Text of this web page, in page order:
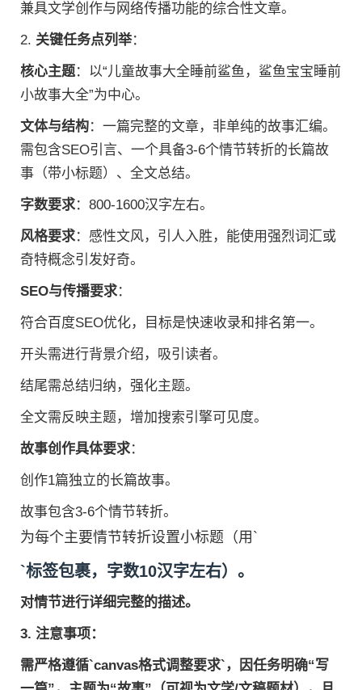
兼具文学创作与网络传播功能的综合性文章。
2. 关键任务点列举：
核心主题：以“儿童故事大全睡前鲨鱼，鲨鱼宝宝睡前
小故事大全”为中心。
文体与结构：一篇完整的文章，非单纯的故事汇编。
需包含SEO引言、一个具备3-6个情节转折的长篇故
事（带小标题）、全文总结。
字数要求：800-1600汉字左右。
风格要求：感性文风，引人入胜，能使用强烈词汇或
奇特概念引发好奇。
SEO与传播要求：
符合百度SEO优化，目标是快速收录和排名第一。
开头需进行背景介绍，吸引读者。
结尾需总结归纳，强化主题。
全文需反映主题，增加搜索引擎可见度。
故事创作具体要求：
创作1篇独立的长篇故事。
故事包含3-6个情节转折。
为每个主要情节转折设置小标题（用`
`标签包裹，字数10汉字左右）。
对情节进行详细完整的描述。
3. 注意事项：
需严格遵循`canvas格式调整要求`，因任务明确“写